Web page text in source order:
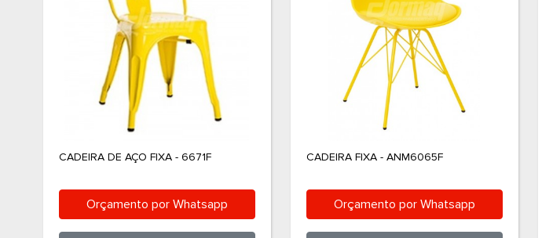
CADEIRA DE AÇO FIXA - 6671F
Orçamento porWhatsapp
CADEIRA FIXA - ANM6065F
Orçamento porWhatsapp